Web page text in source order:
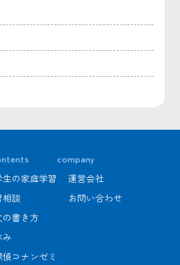
生の家庭学習
相談
の書き方
み
コナンゼミ
company
運営会社
お問い合わせ